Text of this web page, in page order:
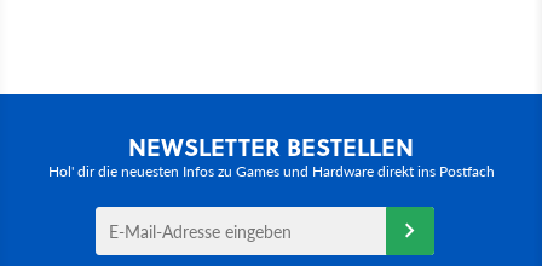
NEWSLETTER BESTELLEN
Hol' dir die neuesten Infos zu Games und Hardware direkt ins Postfach